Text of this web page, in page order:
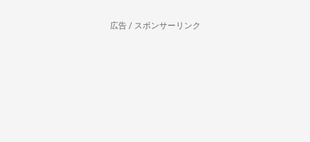
広告 / スポンサーリンク